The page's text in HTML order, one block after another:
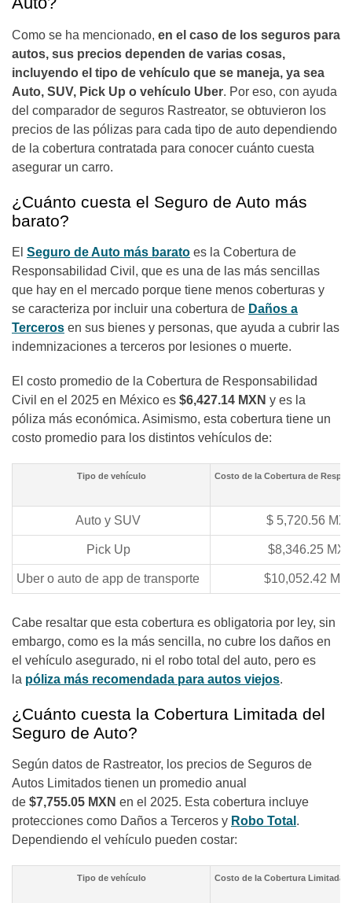
Como se ha mencionado, en el caso de los seguros para
autos, sus precios dependen de varias cosas,
incluyendo el tipo de vehículo que se maneja, ya sea
Auto, SUV, Pick Up o vehículo Uber. Por eso, con ayuda
del comparador de seguros Rastreator, se obtuvieron los
precios de las pólizas para cada tipo de auto dependiendo
de la cobertura contratada para conocer cuánto cuesta
asegurar un carro.
¿Cuánto cuesta el Seguro de Auto más
barato?
El Seguro de Auto más barato es la Cobertura de
Responsabilidad Civil, que es una de las más sencillas
que hay en el mercado porque tiene menos coberturas y
se caracteriza por incluir una cobertura de Daños a
Terceros en sus bienes y personas, que ayuda a cubrir las
indemnizaciones a terceros por lesiones o muerte.
El costo promedio de la Cobertura de Responsabilidad
Civil en el 2025 en México es $6,427.14 MXN y es la
póliza más económica. Asimismo, esta cobertura tiene un
costo promedio para los distintos vehículos de:
Tipo de vehículo Costo de la Cobertura de
Auto y SUV $ 5,720.56
Pick Up $8,346.25
Uber o auto de app de transporte $10,052.42
Cabe resaltar que esta cobertura es obligatoria por ley, sin
embargo, como es la más sencilla, no cubre los daños en
el vehículo asegurado, ni el robo total del auto, pero es
la póliza más recomendada para autos viejos.
¿Cuánto cuesta la Cobertura Limitada del
Seguro de Auto?
Según datos de Rastreator, los precios de Seguros de
Autos Limitados tienen un promedio anual
de $7,755.05 MXN en el 2025. Esta cobertura incluye
protecciones como Daños a Terceros y Robo Total .
Dependiendo el vehículo pueden costar:
Tipo de vehículo Costo de la Cobertura Limitada